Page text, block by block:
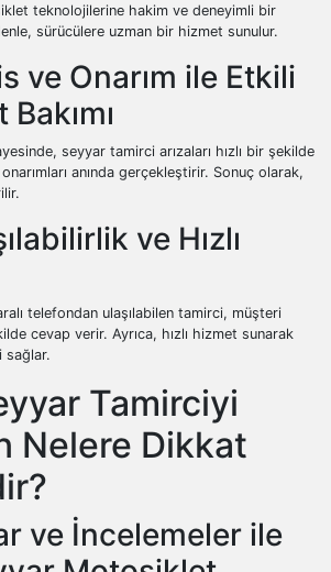
teknolojilerine hakim ve deneyimli bir
sürücülere uzman bir hizmet sunulur.
ve Onarım ile Etkili
seyyar tamirci arızaları hızlı bir şekilde
anında gerçekleştirir. Sonuç olarak,
ve Hızlı
telefondan ulaşılabilen tamirci, müşteri
cevap verir. Ayrıca, hızlı hizmet sunarak
sağlar.
Tamirciyi
Nelere Dikkat
ve İncelemeler ile